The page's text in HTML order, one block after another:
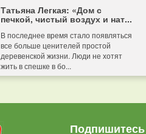
Татьяна Легкая: «Дом с
печкой, чистый воздух и нат...
В последнее время стало появляться
все больше ценителей простой
деревенской жизни. Люди не хотят
жить в спешке в бо...